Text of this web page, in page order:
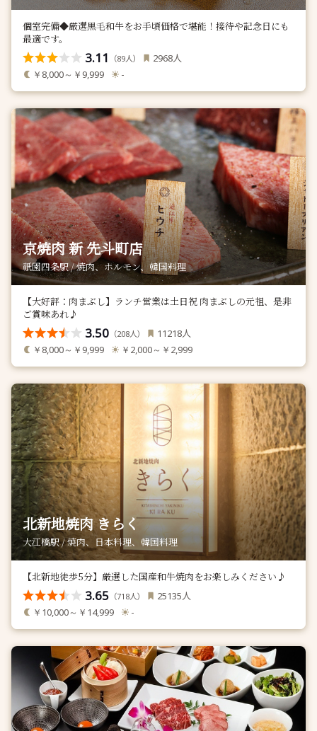
個室完備◆厳選黒毛和牛をお手頃価格で堪能！接待や記念日にも
最適です。
3.11 （89人） 2968人
￥8,000～￥9,999 -
京焼肉 新 先斗町店
祇園四条駅 / 焼肉、ホルモン、韓国料理
【大好評：肉まぶし】ランチ営業は土日祝 肉まぶしの元祖、是非
ご賞味あれ♪
3.50 （208人） 11218人
￥8,000～￥9,999 ￥2,000～￥2,999
北新地焼肉 きらく
大江橋駅 / 焼肉、日本料理、韓国料理
【北新地徒歩5分】厳選した国産和牛焼肉をお楽しみください♪
3.65 （718人） 25135人
￥10,000～￥14,999 -